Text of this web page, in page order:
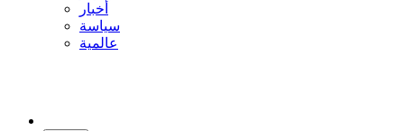
أخبار
سياسة
عالمية